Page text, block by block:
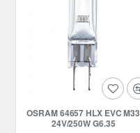
OSRAM 64657 HLX EVC M33
24V/250W G6.35